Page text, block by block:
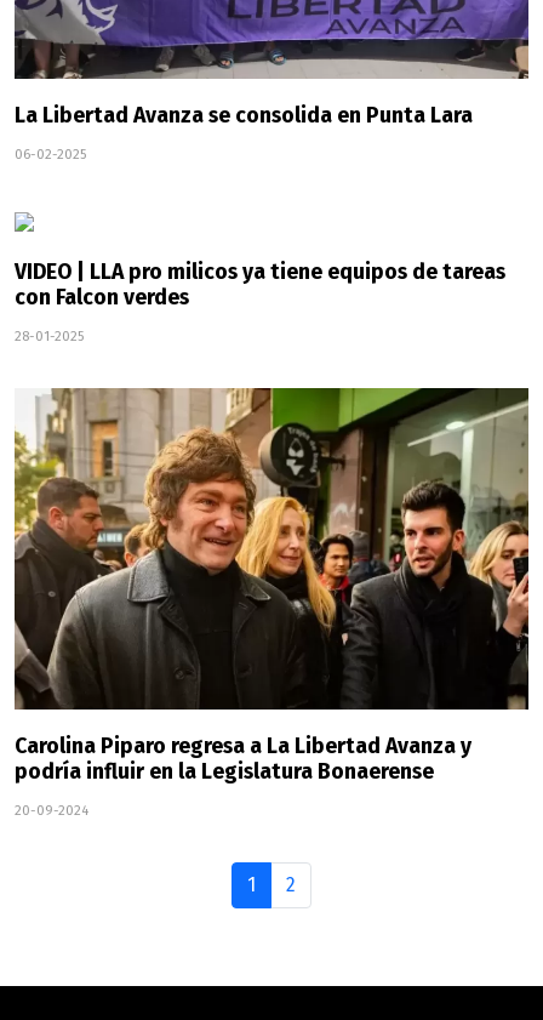
La Libertad Avanza se consolida en Punta Lara
06-02-2025
VIDEO | LLA pro milicos ya tiene equipos de tareas
con Falcon verdes
28-01-2025
Carolina Piparo regresa a La Libertad Avanza y
podría influir en la Legislatura Bonaerense
20-09-2024
1 2